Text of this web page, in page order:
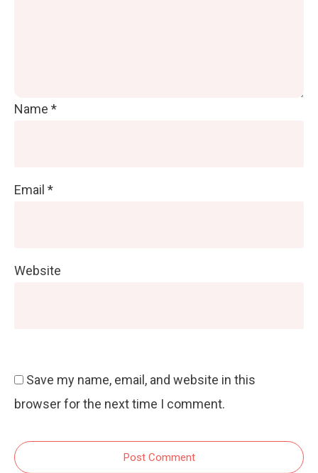
Name *
Email *
Website
Save my name, email, and website in this
browser for the next time I comment.
Post Comment